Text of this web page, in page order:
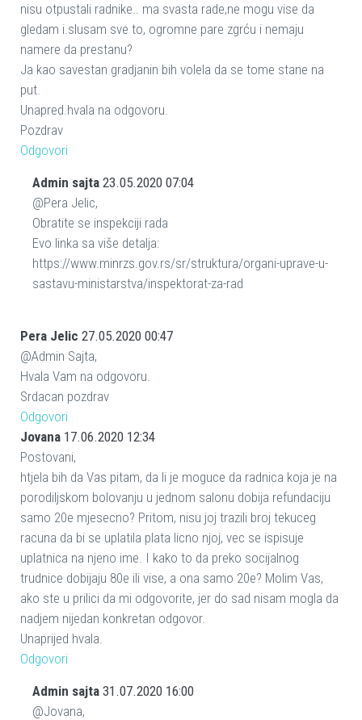
nisu otpustali radnike.. ma svasta rade,ne mogu vise da
gledam i.slusam sve to, ogromne pare zgrću i nemaju
namere da prestanu?
Ja kao savestan gradjanin bih volela da se tome stane na
put.
Unapred.hvala na odgovoru.
Pozdrav
Odgovori
Admin sajta 23.05.2020 07:04
@Pera Jelic,
Obratite se inspekciji rada
Evo linka sa više detalja:
https://www.minrzs.gov.rs/sr/struktura/organi-uprave-u-
sastavu-ministarstva/inspektorat-za-rad
Pera Jelic 27.05.2020 00:47
@Admin Sajta,
Hvala Vam na odgovoru.
Srdacan pozdrav
Odgovori
Jovana 17.06.2020 12:34
Postovani,
htjela bih da Vas pitam, da li je moguce da radnica koja je na
porodiljskom bolovanju u jednom salonu dobija refundaciju
samo 20e mjesecno? Pritom, nisu joj trazili broj tekuceg
racuna da bi se uplatila plata licno njoj, vec se ispisuje
uplatnica na njeno ime. I kako to da preko socijalnog
trudnice dobijaju 80e ili vise, a ona samo 20e? Molim Vas,
ako ste u prilici da mi odgovorite, jer do sad nisam mogla da
nadjem nijedan konkretan odgovor.
Unaprijed hvala.
Odgovori
Admin sajta 31.07.2020 16:00
@Jovana,